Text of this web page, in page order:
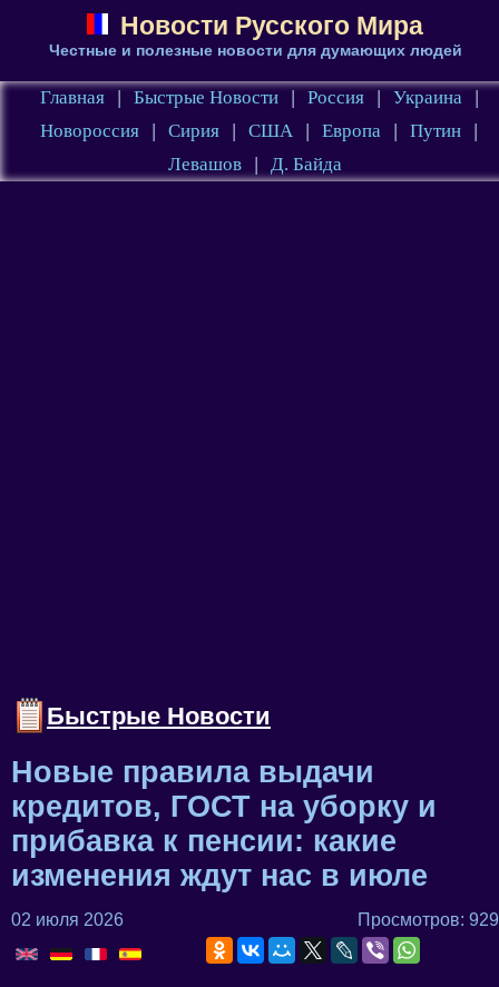
Новости Русского Мира
Честные и полезные новости для думающих людей
Главная | Быстрые Новости | Россия | Украина
|
Новороссия
| Сирия | США | Европа | Путин
|
Левашов
| Д. Байда
Быстрые Новости
Новые правила выдачи
кредитов, ГОСТ на уборку и
прибавка к пенсии: какие
изменения ждут нас в июле
02 июля 2026 Просмотров: 929